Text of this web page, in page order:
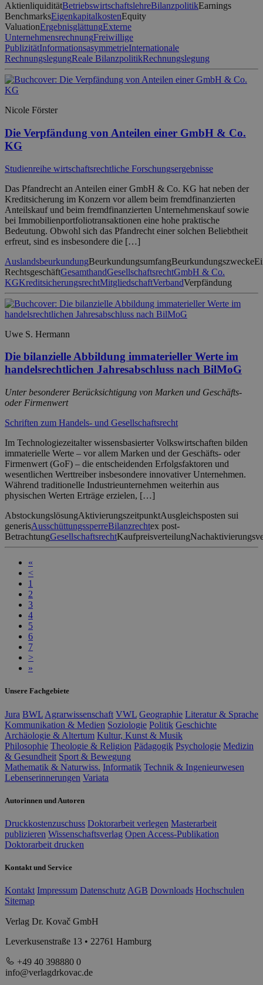
AktienliquiditätBetriebswirtschaftslehreBilanzpolitikEarnings
BenchmarksEigenkapitalkostenEquity
ValuationErgebnisglättungExterne
UnternehmensrechnungFreiwillige
PublizitätInformationsasymmetrieInternationale
RechnungslegungReale BilanzpolitikRechnungslegung
Nicole Förster
Die Verpfändung von Anteilen einer GmbH & Co.
KG
Studienreihe wirtschaftsrechtliche Forschungsergebnisse
Das Pfandrecht an Anteilen einer GmbH & Co. KG hat neben der
Kreditsicherung im Konzern vor allem beim fremdfinanzierten
Anteilskauf und beim fremdfinanzierten Unternehmenskauf sowie
bei Immobilienportfoliotransaktionen eine hohe praktische
Bedeutung. Obwohl sich das Pfandrecht einer solchen Beliebtheit
erfreut, sind es insbesondere die […]
AuslandsbeurkundungBeurkundungsumfangBeurkundungszwecke
RechtsgeschäftGesamthandGesellschaftsrechtGmbH & Co.
KGKreditsicherungsrechtMitgliedschaftVerbandVerpfändung
Uwe S. Hermann
Die bilanzielle Abbildung immaterieller Werte im
handelsrechtlichen Jahresabschluss nach BilMoG
Unter besonderer Berücksichtigung von Marken und Geschäfts-
oder Firmenwert
Schriften zum Handels- und Gesellschaftsrecht
Im Technologiezeitalter wissensbasierter Volkswirtschaften bilden
immaterielle Werte – vor allem Marken und der Geschäfts- oder
Firmenwert (GoF) – die entscheidenden Erfolgsfaktoren und
wesentlichen Werttreiber insbesondere innovativer Unternehmen.
Während traditionelle Industrieunternehmen weiterhin aus
physischen Werten Erträge erzielen, […]
AbstockungslösungAktivierungszeitpunktAusgleichsposten sui
generisAusschüttungssperreBilanzrechtex post-
BetrachtungGesellschaftsrechtKaufpreisverteilung
«
<
1
2
3
4
5
6
7
>
»
Unsere Fachgebiete
Jura BWL Agrarwissenschaft VWL Geographie Literatur & Sprache
Kommunikation & Medien Soziologie Politik Geschichte
Archäologie & Altertum Kultur, Kunst & Musik
Philosophie Theologie & Religion Pädagogik Psychologie Medizin
& Gesundheit Sport & Bewegung
Mathematik & Naturwiss. Informatik Technik & Ingenieurwesen
Lebenserinnerungen Variata
Autorinnen und Autoren
Druckkostenzuschuss Doktorarbeit verlegen Masterarbeit
publizieren Wissenschaftsverlag Open Access-Publikation
Doktorarbeit drucken
Kontakt und Service
Kontakt Impressum Datenschutz AGB Downloads Hochschulen
Sitemap
Verlag Dr. Kovač GmbH
Leverkusenstraße 13 • 22761 Hamburg
+49 40 398880 0
info@verlagdrkovac.de